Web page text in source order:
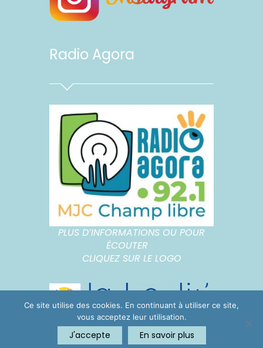
Radio Agora
PLUS D’INFORMATIONS OU POUR
ÉCOUTER
CLIQUEZ SUR LE LOGO
Ce site utilise des cookies. En continuant à utiliser ce site,
vous acceptez leur utilisation.
J'accepte En savoir plus